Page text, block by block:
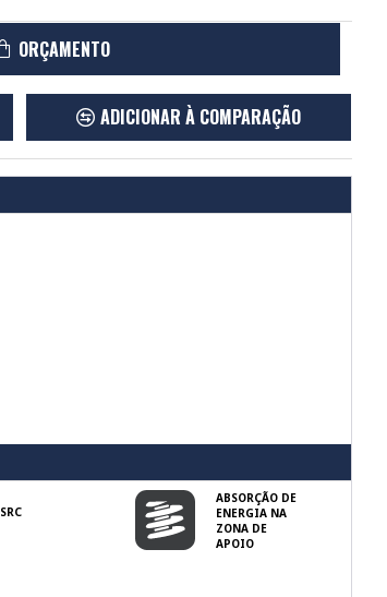
ORÇAMENTO
ADICIONAR À COMPARAÇÃO
SRC
ABSORÇÃO DE
ENERGIA NA
ZONA DE
APOIO